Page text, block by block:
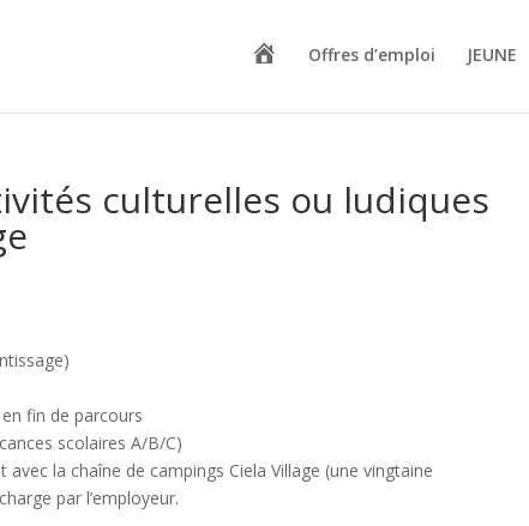
e
Offres d’emploi JEUNE
culturelles ou ludiques
fin de parcours
scolaires A/B/C)
la chaîne de campings Ciela Village (une vingtaine
par l’employeur.